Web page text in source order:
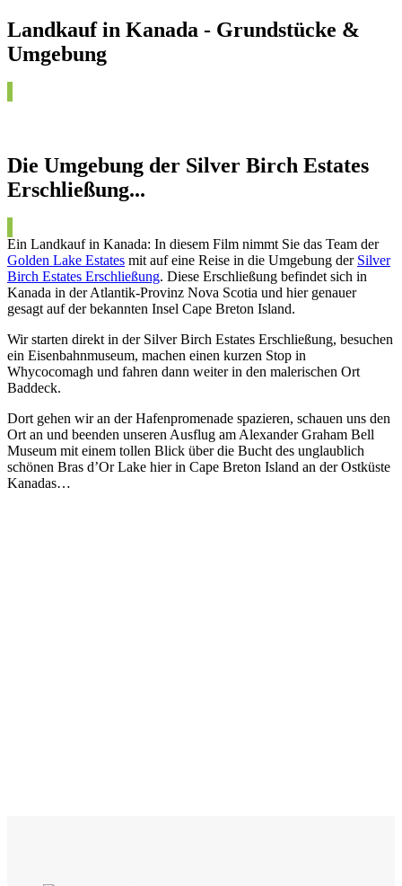
Landkauf in Kanada - Grundstücke &
Umgebung
Die Umgebung der Silver Birch Estates
Erschließung...
Ein Landkauf in Kanada: In diesem Film nimmt Sie das Team der
Golden Lake Estates mit auf eine Reise in die Umgebung der Silver
Birch Estates Erschließung. Diese Erschließung befindet sich in
Kanada in der Atlantik-Provinz Nova Scotia und hier genauer
gesagt auf der bekannten Insel Cape Breton Island.
Wir starten direkt in der Silver Birch Estates Erschließung, besuchen
ein Eisenbahnmuseum, machen einen kurzen Stop in
Whycocomagh und fahren dann weiter in den malerischen Ort
Baddeck.
Dort gehen wir an der Hafenpromenade spazieren, schauen uns den
Ort an und beenden unseren Ausflug am Alexander Graham Bell
Museum mit einem tollen Blick über die Bucht des unglaublich
schönen Bras d’Or Lake hier in Cape Breton Island an der Ostküste
Kanadas…